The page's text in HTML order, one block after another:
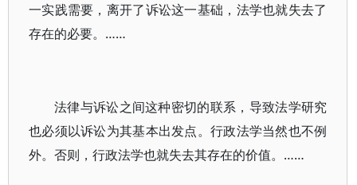
一实践需要，离开了诉讼这一基础，法学也就失去了
存在的必要。……
法律与诉讼之间这种密切的联系，导致法学研究
也必须以诉讼为其基本出发点。行政法学当然也不例
外。否则，行政法学也就失去其存在的价值。……